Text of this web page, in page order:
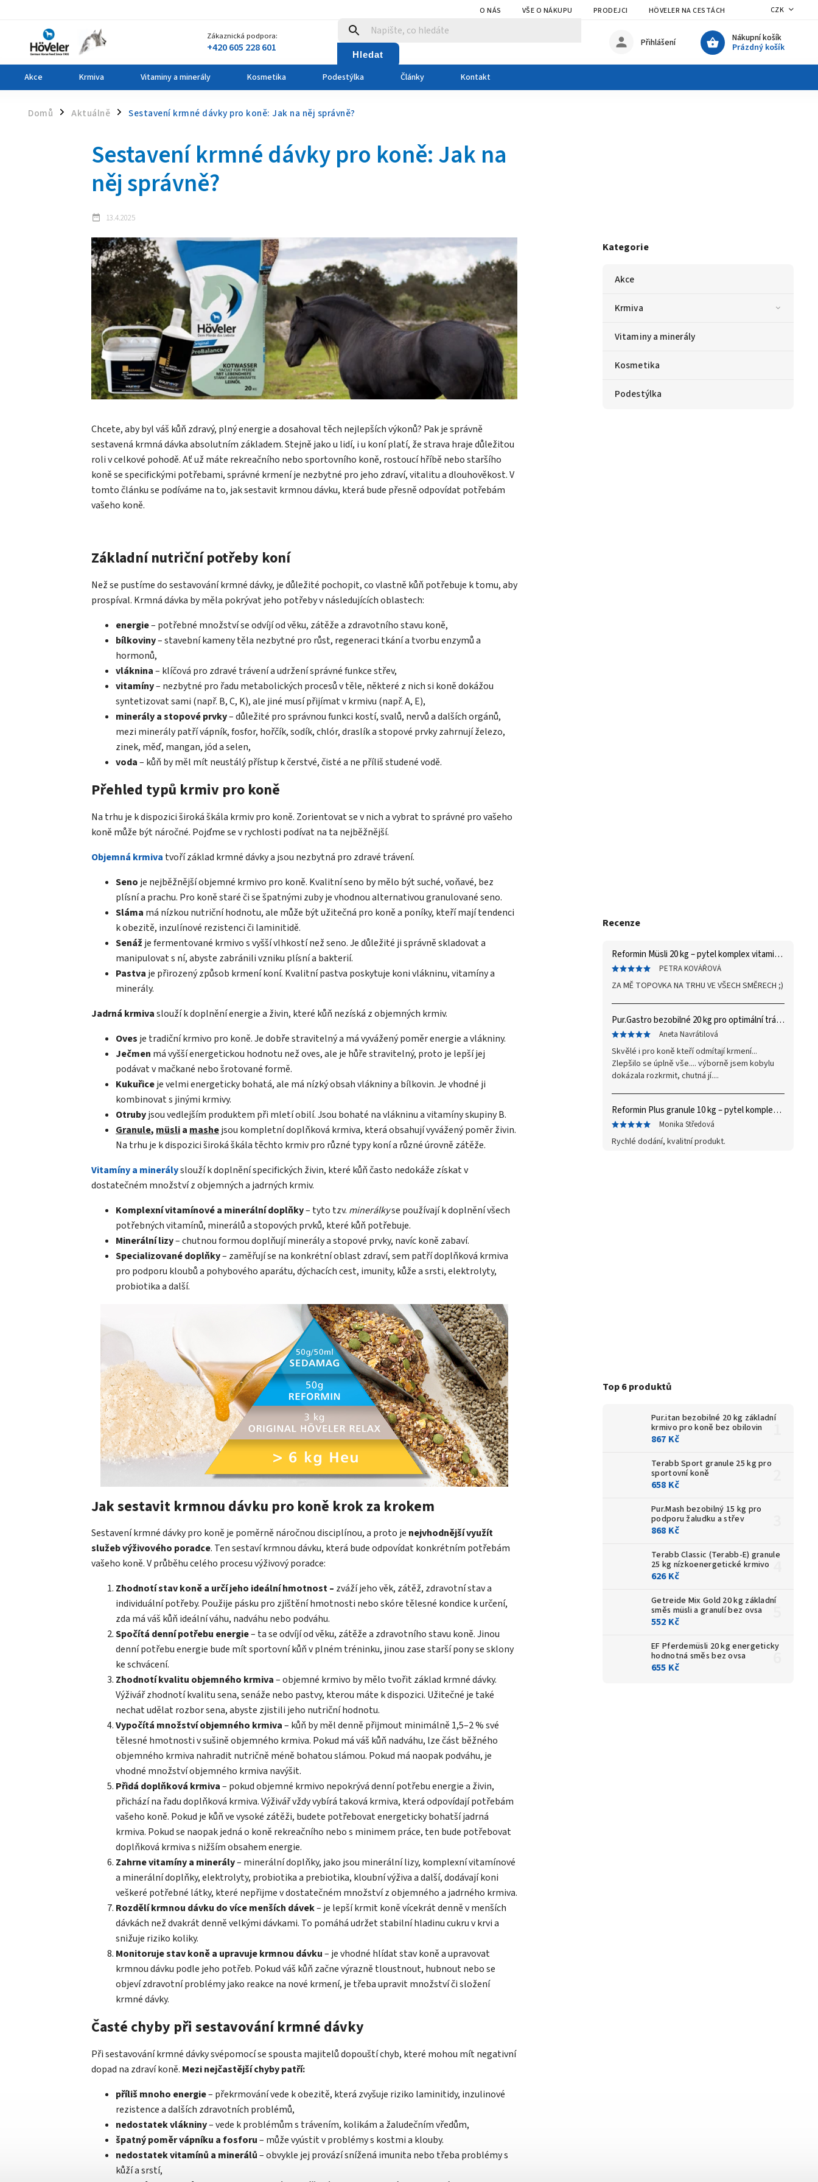
O NÁS VŠE O NÁKUPU PRODEJCI HÖVELER NA CESTÁCH CZK
Zákaznická podpora:
+420 605 228 601 Hledat
Nákupní košík
Prázdný košík
Přihlášení
Akce Krmiva Vitaminy a minerály Kosmetika Podestýlka Články Kontakt
Domů / Aktuálně / Sestavení krmné dávky pro koně: Jak na něj správně?
Kategorie
Akce
Krmiva
Vitaminy a minerály
Kosmetika
Podestýlka
Recenze
Reformin Müsli 20 kg – pytelkomplex vitaminů a minerálů
PETRA KOVÁŘOVÁ
ZA MĚ TOPOVKA NA TRHU VE VŠECH SMĚRECH ;)
Pur.Gastro bezobilné 20 kgpro optimální trávení
Aneta Navrátilová
Skvělé i pro koně kteří odmítají krmení...
Zlepšilo se úplně vše.... výborně jsem kobylu
dokázala rozkrmit, chutná jí....
Reformin Plus granule 10 kg – pytelkomplex vitaminů a minerálů
Monika Středová
Rychlé dodání, kvalitní produkt.
Top 6 produktů
Pur.itan bezobilné 20 kg základní
krmivo pro koně bez obilovin
867 Kč
Terabb Sport granule 25 kgpro
sportovní koně
658 Kč
Pur.Mash bezobilný 15 kg pro
podporu žaludku a střev
868 Kč
Terabb Classic (Terabb-E) granule
25 kg nízkoenergetické krmivo
626 Kč
Getreide Mix Gold 20 kg základní
směs müsli a granulí bez ovsa
552 Kč
EF Pferdemüsli 20 kgenergeticky
hodnotná směs bez ovsa
655 Kč
Sestavení krmné dávky pro koně: Jak na
něj správně?
13.4.2025
Chcete, aby byl váš kůň zdravý, plný energie a dosahoval těch nejlepších výkonů? Pak je správně
sestavená krmná dávka absolutním základem. Stejně jako u lidí, i u koní platí, že strava hraje důležitou
roli v celkové pohodě. Ať už máte rekreačního nebo sportovního koně, rostoucí hříbě nebo staršího
koně se specifickými potřebami, správné krmení je nezbytné pro jeho zdraví, vitalitu a dlouhověkost. V
tomto článku se podíváme na to, jak sestavit krmnou dávku, která bude přesně odpovídat potřebám
vašeho koně.
Základní nutriční potřeby koní
Než se pustíme do sestavování krmné dávky, je důležité pochopit, co vlastně kůň potřebuje k tomu, aby
prospíval. Krmná dávka by měla pokrývat jeho potřeby v následujících oblastech:
energie– potřebné množství se odvíjí od věku, zátěže a zdravotního stavu koně,
bílkoviny– stavební kameny těla nezbytné pro růst, regeneraci tkání a tvorbu enzymů a
hormonů,
vláknina– klíčová pro zdravé trávení a udržení správné funkce střev,
vitamíny– nezbytné pro řadu metabolických procesů v těle, některé z nich si koně dokážou
syntetizovat sami (např. B, C, K), ale jiné musí přijímat v krmivu (např. A, E),
minerály a stopové prvky– důležité pro správnou funkci kostí, svalů, nervů a dalších orgánů,
mezi minerály patří vápník, fosfor, hořčík, sodík, chlór, draslík a stopové prvky zahrnují železo,
zinek, měď, mangan, jód a selen,
voda– kůň by měl mít neustálý přístup k čerstvé, čisté a ne příliš studené vodě.
Přehled typů krmiv pro koně
Na trhu je k dispozici široká škála krmiv pro koně. Zorientovat se v nich a vybrat to správné pro vašeho
koně může být náročné. Pojďme se v rychlosti podívat na ta nejběžnější.
Objemná krmiva tvoří základ krmné dávky a jsou nezbytná pro zdravé trávení.
Seno je nejběžnější objemné krmivo pro koně. Kvalitní seno by mělo být suché, voňavé, bez
plísní a prachu. Pro koně staré či se špatnými zuby je vhodnou alternativou granulované seno.
Sláma má nízkou nutriční hodnotu, ale může být užitečná pro koně a poníky, kteří mají tendenci
k obezitě, inzulínové rezistenci či laminitidě.
Senáž je fermentované krmivo s vyšší vlhkostí než seno. Je důležité ji správně skladovat a
manipulovat s ní, abyste zabránili vzniku plísní a bakterií.
Pastva je přirozený způsob krmení koní. Kvalitní pastva poskytuje koni vlákninu, vitamíny a
minerály.
Jadrná krmivaslouží k doplnění energie a živin, které kůň nezíská z objemných krmiv.
Oves je tradiční krmivo pro koně. Je dobře stravitelný a má vyvážený poměr energie a vlákniny.
Ječmen má vyšší energetickou hodnotu než oves, ale je hůře stravitelný, proto je lepší jej
podávat v mačkané nebo šrotované formě.
Kukuřiceje velmi energeticky bohatá, ale má nízký obsah vlákniny a bílkovin. Je vhodné ji
kombinovat s jinými krmivy.
Otrubyjsou vedlejším produktem při mletí obilí. Jsou bohaté na vlákninu a vitamíny skupiny B.
Granule, müslia mashejsou kompletní doplňková krmiva, která obsahují vyvážený poměr živin.
Na trhu je k dispozici široká škála těchto krmiv pro různé typy koní a různé úrovně zátěže.
Vitamíny a minerályslouží k doplnění specifických živin, které kůň často nedokáže získat v
dostatečném množství z objemných a jadrných krmiv.
Komplexní vitamínové a minerální doplňky– tyto tzv. minerálkyse používají k doplnění všech
potřebných vitamínů, minerálů a stopových prvků, které kůň potřebuje.
Minerální lizy– chutnou formou doplňují minerály a stopové prvky, navíc koně zabaví.
Specializované doplňky– zaměřují se na konkrétní oblast zdraví, sem patří doplňková krmiva
pro podporu kloubů a pohybového aparátu, dýchacích cest, imunity, kůže a srsti, elektrolyty,
probiotika a další.
Jak sestavit krmnou dávku pro koně krok za krokem
Sestavení krmné dávky pro koně je poměrně náročnou disciplínou, a proto je nejvhodnější využít
služeb výživového poradce. Ten sestaví krmnou dávku, která bude odpovídat konkrétním potřebám
vašeho koně. V průběhu celého procesu výživový poradce:
Zhodnotí stav koně a určí jeho ideální hmotnost – zváží jeho věk, zátěž, zdravotní stav a
individuální potřeby. Použije pásku pro zjištění hmotnosti nebo skóre tělesné kondice k určení,
zda má váš kůň ideální váhu, nadváhu nebo podváhu.
Spočítá denní potřebu energie– ta se odvíjí od věku, zátěže a zdravotního stavu koně. Jinou
denní potřebu energie bude mít sportovní kůň v plném tréninku, jinou zase starší pony se sklony
ke schvácení.
Zhodnotí kvalitu objemného krmiva– objemné krmivo by mělo tvořit základ krmné dávky.
Výživář zhodnotí kvalitu sena, senáže nebo pastvy, kterou máte k dispozici. Užitečné je také
nechat udělat rozbor sena, abyste zjistili jeho nutriční hodnotu.
Vypočítá množství objemného krmiva– kůň by měl denně přijmout minimálně 1,5–2 % své
tělesné hmotnosti v sušině objemného krmiva. Pokud má váš kůň nadváhu, lze část běžného
objemného krmiva nahradit nutričně méně bohatou slámou. Pokud má naopak podváhu, je
vhodné množství objemného krmiva navýšit.
Přidá doplňková krmiva– pokud objemné krmivo nepokrývá denní potřebu energie a živin,
přichází na řadu doplňková krmiva. Výživář vždy vybírá taková krmiva, která odpovídají potřebám
vašeho koně. Pokud je kůň ve vysoké zátěži, budete potřebovat energeticky bohatší jadrná
krmiva. Pokud se naopak jedná o koně rekreačního nebo s minimem práce, ten bude potřebovat
doplňková krmiva s nižším obsahem energie.
Zahrne vitamíny a minerály– minerální doplňky, jako jsou minerální lizy, komplexní vitamínové
a minerální doplňky, elektrolyty, probiotika a prebiotika, kloubní výživa a další, dodávají koni
veškeré potřebné látky, které nepřijme v dostatečném množství z objemného a jadrného krmiva.
Rozdělí krmnou dávku do více menších dávek– je lepší krmit koně vícekrát denně v menších
dávkách než dvakrát denně velkými dávkami. To pomáhá udržet stabilní hladinu cukru v krvi a
snižuje riziko koliky.
Monitoruje stav koně a upravuje krmnou dávku– je vhodné hlídat stav koně a upravovat
krmnou dávku podle jeho potřeb. Pokud váš kůň začne výrazně tloustnout, hubnout nebo se
objeví zdravotní problémy jako reakce na nové krmení, je třeba upravit množství či složení
krmné dávky.
Časté chyby při sestavování krmné dávky
Při sestavování krmné dávky svépomocí se spousta majitelů dopouští chyb, které mohou mít negativní
dopad na zdraví koně. Mezi nejčastější chyby patří:
příliš mnoho energie– překrmování vede k obezitě, která zvyšuje riziko laminitidy, inzulinové
rezistence a dalších zdravotních problémů,
nedostatek vlákniny– vede k problémům s trávením, kolikám a žaludečním vředům,
špatný poměr vápníku a fosforu– může vyústit v problémy s kostmi a klouby.
nedostatek vitamínů a minerálů– obvykle jej provází snížená imunita nebo třeba problémy s
kůží a srstí,